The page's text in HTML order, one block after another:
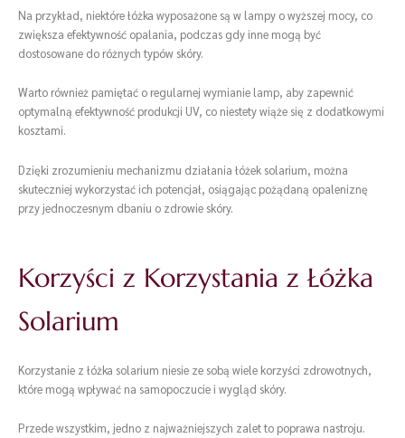
Na przykład, niektóre łóżka wyposażone są w lampy o wyższej mocy, co
zwiększa efektywność opalania, podczas gdy inne mogą być
dostosowane do różnych typów skóry.
Warto również pamiętać o regularnej wymianie lamp, aby zapewnić
optymalną efektywność produkcji UV, co niestety wiąże się z dodatkowymi
kosztami.
Dzięki zrozumieniu mechanizmu działania łóżek solarium, można
skuteczniej wykorzystać ich potencjał, osiągając pożądaną opaleniznę
przy jednoczesnym dbaniu o zdrowie skóry.
Korzyści z Korzystania z Łóżka
Solarium
Korzystanie z łóżka solarium niesie ze sobą wiele korzyści zdrowotnych,
które mogą wpływać na samopoczucie i wygląd skóry.
Przede wszystkim, jedno z najważniejszych zalet to poprawa nastroju.